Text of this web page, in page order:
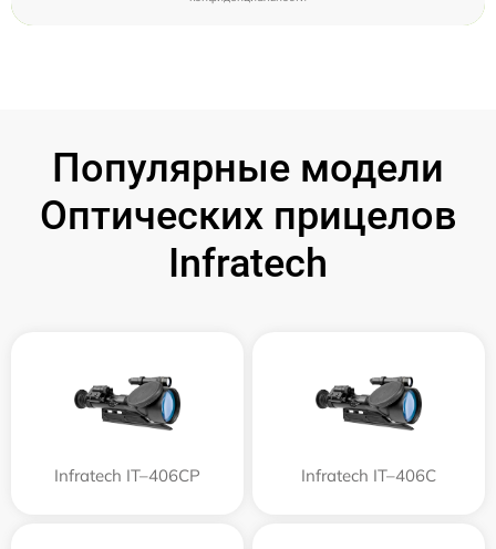
Популярные модели
Оптических прицелов
Infratech
Infratech IT–406СP Infratech IT–406С